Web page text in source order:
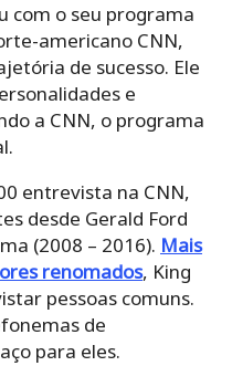
com o seu programa
americano CNN,
de sucesso. Ele
e
a CNN, o programa
entrevista na CNN,
desde Gerald Ford
(2008 – 2016). Mais
renomados, King
pessoas comuns.
de
para eles.